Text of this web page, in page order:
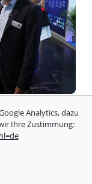
vonAnalytics, dazu
Ihre Zustimmung: